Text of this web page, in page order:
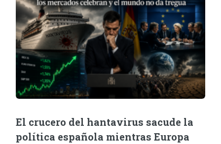
El crucero del hantavirus sacude la
política española mientras Europa